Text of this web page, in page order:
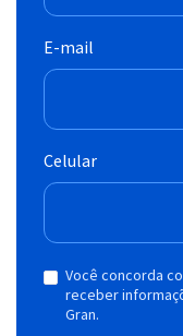
E-mail
Celular
Você concorda
receber
Gran.